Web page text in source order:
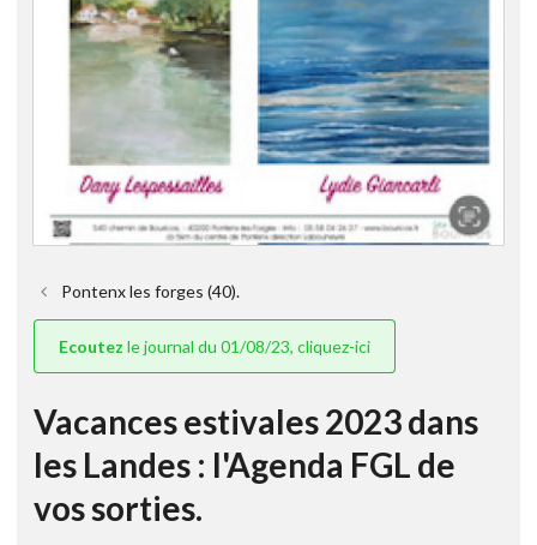
Pontenx les forges (40).
Ecoutez le journal du 01/08/23, cliquez-ici
Vacances estivales 2023 dans
les Landes : l'Agenda FGL de
vos sorties.